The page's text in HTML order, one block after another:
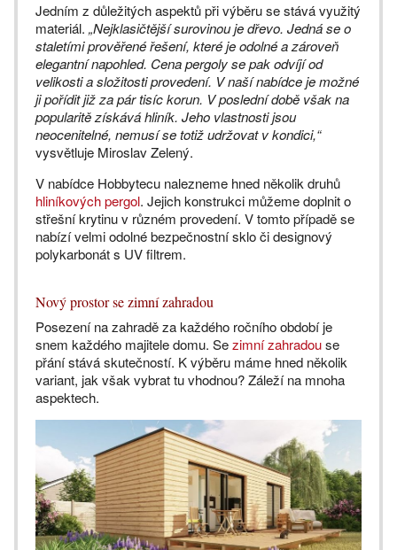
Jedním z důležitých aspektů při výběru se stává využitý
materiál. „Nejklasičtější surovinou je dřevo. Jedná se o
staletími prověřené řešení, které je odolné a zároveň
elegantní napohled. Cena pergoly se pak odvíjí od
velikosti a složitosti provedení. V naší nabídce je možné
ji pořídit již za pár tisíc korun. V poslední době však na
popularitě získává hliník. Jeho vlastnosti jsou
neocenitelné, nemusí se totiž udržovat v kondici,“
vysvětluje Miroslav Zelený.
V nabídce Hobbytecu nalezneme hned několik druhů
hliníkových pergol. Jejich konstrukci můžeme doplnit o
střešní krytinu v různém provedení. V tomto případě se
nabízí velmi odolné bezpečnostní sklo či designový
polykarbonát s UV filtrem.
Nový prostor se zimní zahradou
Posezení na zahradě za každého ročního období je
snem každého majitele domu. Sezimní zahradouse
přání stává skutečností. K výběru máme hned několik
variant, jak však vybrat tu vhodnou? Záleží na mnoha
aspektech.